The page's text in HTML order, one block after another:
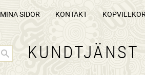
MINA SIDOR KONTAKT
KUNDTJÄNST